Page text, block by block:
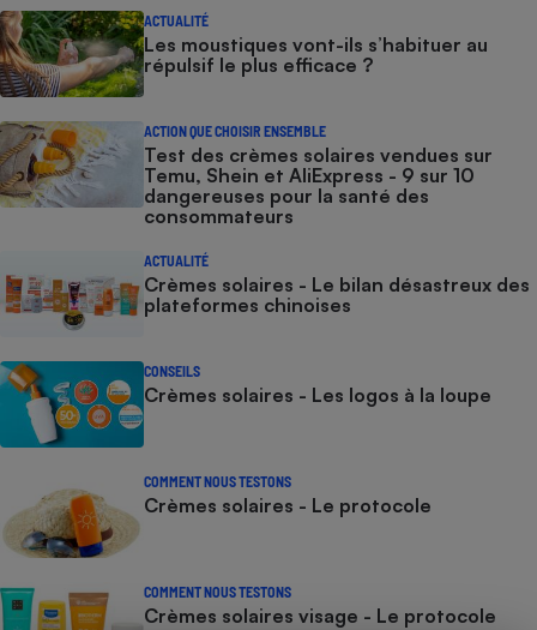
ACTUALITÉ
Les moustiques vont-ils s’habituer au
répulsif le plus efficace ?
ACTION QUE CHOISIR ENSEMBLE
Test des crèmes solaires vendues sur
Temu, Shein et AliExpress - 9 sur 10
dangereuses pour la santé des
consommateurs
ACTUALITÉ
Crèmes solaires - Le bilan désastreux des
plateformes chinoises
CONSEILS
Crèmes solaires - Les logos à la loupe
COMMENT NOUS TESTONS
Crèmes solaires - Le protocole
COMMENT NOUS TESTONS
Crèmes solaires visage - Le protocole